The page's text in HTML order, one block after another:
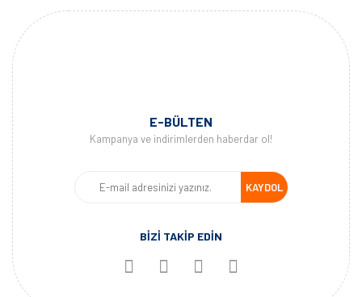
E-BÜLTEN
Kampanya ve indirimlerden haberdar ol!
KAYDOL
BİZİ TAKİP EDİN